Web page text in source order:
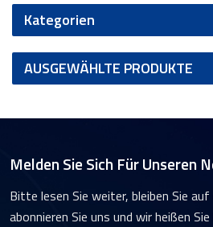
Kategorien
AUSGEWÄHLTE PRODUKTE
Melden Sie Sich Für Unseren
Bitte lesen Sie weiter, bleiben Sie
abonnieren Sie uns und wir heißen